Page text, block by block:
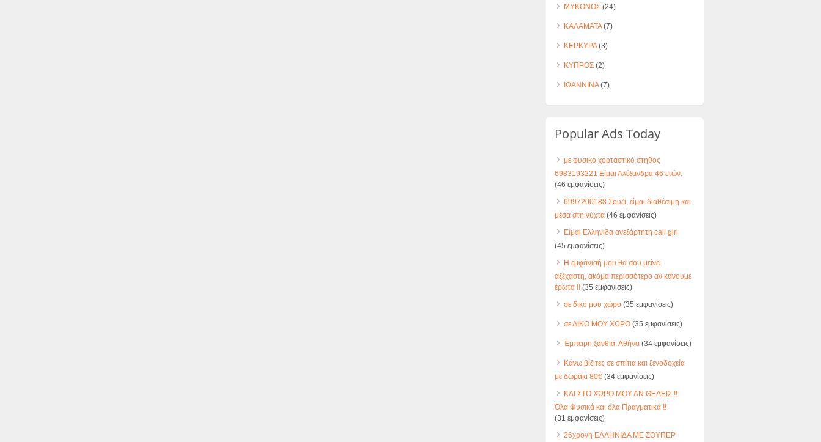
ΜΥΚΟΝΟΣ(24)
ΚΑΛΑΜΑΤΑ(7)
ΚΕΡΚΥΡΑ(3)
ΚΥΠΡΟΣ(2)
ΙΩΑΝΝΙΝΑ(7)
Popular Ads Today
με φυσικό χορταστικό στήθος
6983193221 Είμαι Αλέξανδρα 46 ετών.
(46 εμφανίσεις)
6997200188 Σούζι, είμαι διαθέσιμη και
μέσα στη νύχτα(46 εμφανίσεις)
Είμαι Ελληνίδα ανεξάρτητη call girl
(45 εμφανίσεις)
Η εμφάνισή μου θα σου μείνει
αξέχαστη, ακόμα περισσότερο αν κάνουμε
έρωτα !!(35 εμφανίσεις)
σε δικό μου χώρο(35 εμφανίσεις)
σε ΔΙΚΟ ΜΟΥ ΧΩΡΟ(35 εμφανίσεις)
Έμπειρη ξανθιά. Αθήνα(34 εμφανίσεις)
Κάνω βίζιτες σε σπίτια και ξενοδοχεία
με δωράκι 80€(34 εμφανίσεις)
ΚΑΙ ΣΤΟ ΧΏΡΟ ΜΟΥ ΑΝ ΘΕΛΕΙΣ !!
Όλα Φυσικά και όλα Πραγματικά !!
(31 εμφανίσεις)
26χρονη ΕΛΛΗΝΙΔΑ ΜΕ ΣΟΥΠΕΡ